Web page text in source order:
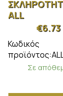
ALL
€6.73
Κωδικός
Σε